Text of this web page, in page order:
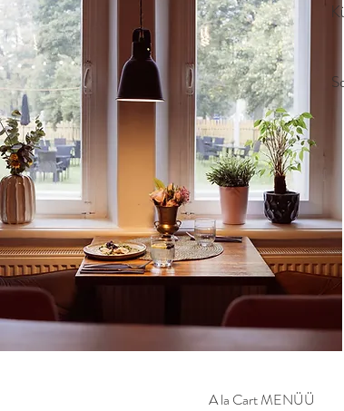
MENÜÜVALIKUD
A la Cart MENÜÜ